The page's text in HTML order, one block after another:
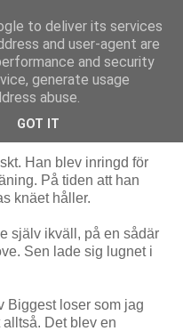
Han blev inringd för
På tiden att han
knäet håller.
själv ikväll, på en sådär
Sen lade sig lugnet i
Biggest loser som jag
Det blev en
to deliver its services
and user-agent are
and security
generate usage
abuse.
GOT IT